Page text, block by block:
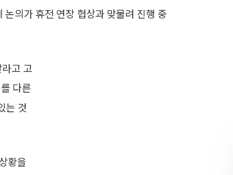
의가 휴전 연장 협상과 맞물려 진행 중
고 고
다른
는 것
황을